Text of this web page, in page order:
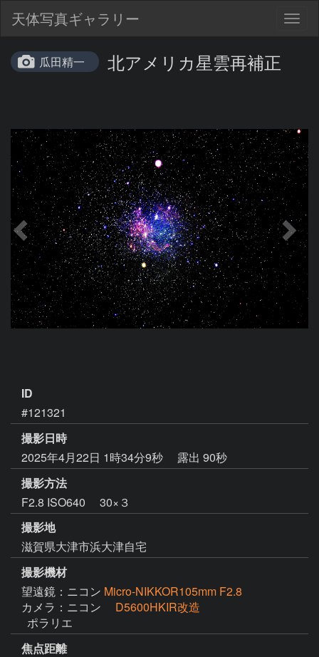
天体写真ギャラリー
瓜田精一 北アメリカ星雲再補正
ID
#121321
撮影日時
2025年4月22日 1時34分9秒
露出 90秒
撮影方法
F2.8 ISO640 30×３
撮影地
滋賀県大津市浜大津自宅
撮影機材
望遠鏡：ニコン Micro-NIKKOR105mm F2.8
カメラ：ニコン
D5600HKIR改造
  ポラリエ
焦点距離